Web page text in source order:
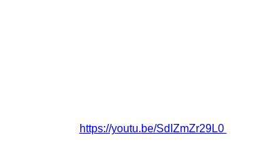
https://youtu.be/SdIZmZr29L0